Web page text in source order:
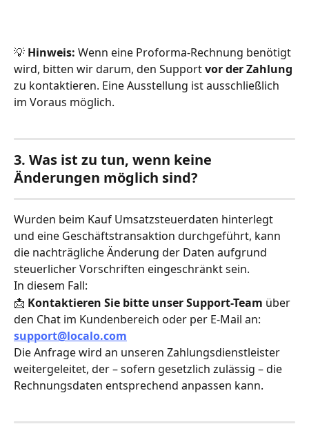
💡 Hinweis: Wenn eine Proforma-Rechnung benötigt
wird, bitten wir darum, den Support vor der Zahlung
zu kontaktieren. Eine Ausstellung ist ausschließlich
im Voraus möglich.
3. Was ist zu tun, wenn keine
Änderungen möglich sind?
Wurden beim Kauf Umsatzsteuerdaten hinterlegt
und eine Geschäftstransaktion durchgeführt, kann
die nachträgliche Änderung der Daten aufgrund
steuerlicher Vorschriften eingeschränkt sein.
In diesem Fall:
📩 Kontaktieren Sie bitte unser Support-Team über
den Chat im Kundenbereich oder per E-Mail an:
support@localo.com
Die Anfrage wird an unseren Zahlungsdienstleister
weitergeleitet, der – sofern gesetzlich zulässig – die
Rechnungsdaten entsprechend anpassen kann.